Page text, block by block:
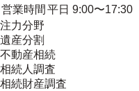
営業時間 平日 9:00〜17:30
注力分野
遺産分割
不動産相続
相続人調査
相続財産調査